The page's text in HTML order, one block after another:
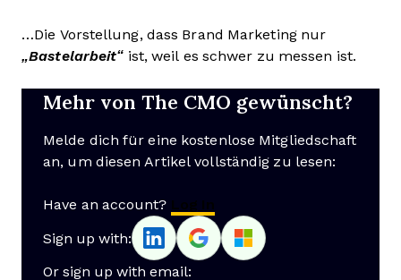
…Die Vorstellung, dass Brand Marketing nur
„Bastelarbeit“ ist, weil es schwer zu messen ist.
Mehr von The CMO gewünscht?
Melde dich für eine kostenlose Mitgliedschaft
an, um diesen Artikel vollständig zu lesen:
Have an account? Log In
Sign up with:
Or sign up with email: